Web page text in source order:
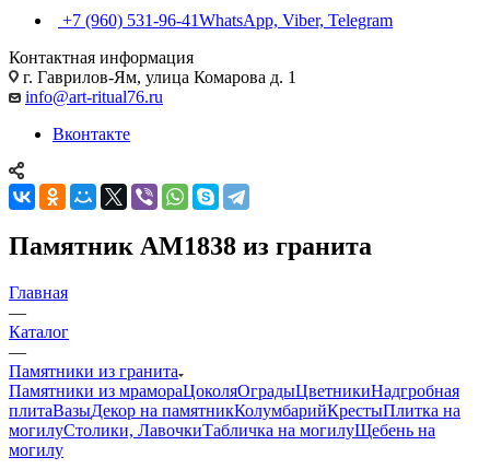
+7 (960) 531-96-41WhatsApp, Viber, Telegram
Контактная информация
г. Гаврилов-Ям, улица Комарова д. 1
info@art-ritual76.ru
Вконтакте
Памятник AM1838 из гранита
Главная
—
Каталог
—
Памятники из гранита
Памятники из мрамораЦоколяОградыЦветникиНадгробная
плитаВазыДекор на памятникКолумбарийКрестыПлитка на
могилуСтолики, ЛавочкиТабличка на могилуЩебень на
могилу